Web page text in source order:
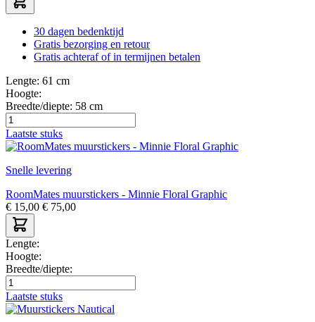
30 dagen bedenktijd
Gratis bezorging en retour
Gratis achteraf of in termijnen betalen
Lengte: 61 cm
Hoogte:
Breedte/diepte: 58 cm
Laatste stuks
Snelle levering
RoomMates muurstickers - Minnie Floral Graphic
€ 15,00 € 75,00
Lengte:
Hoogte:
Breedte/diepte:
Laatste stuks